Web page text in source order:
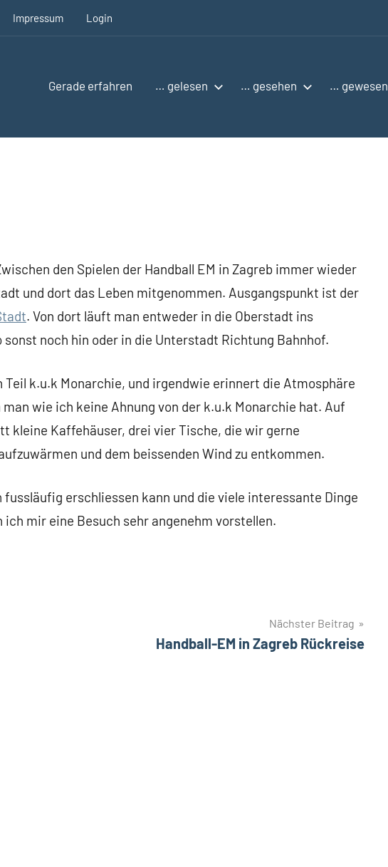
Impressum Login
Gerade erfahren … gelesen … gesehen … gewesen
den Spielen der Handball EM in Zagreb immer wieder
und dort das Leben mitgenommen. Ausgangspunkt ist der
. Von dort läuft man entweder in die Oberstadt ins
noch hin oder in die Unterstadt Richtung Bahnhof.
Teil k.u.k Monarchie, und irgendwie erinnert die Atmosphäre
wie ich keine Ahnung von der k.u.k Monarchie hat. Auf
kleine Kaffehäuser, drei vier Tische, die wir gerne
und dem beissenden Wind zu entkommen.
erschliessen kann und die viele interessante Dinge
mir eine Besuch sehr angenehm vorstellen.
Nächster Beitrag
Handball-EM in Zagreb Rückreise